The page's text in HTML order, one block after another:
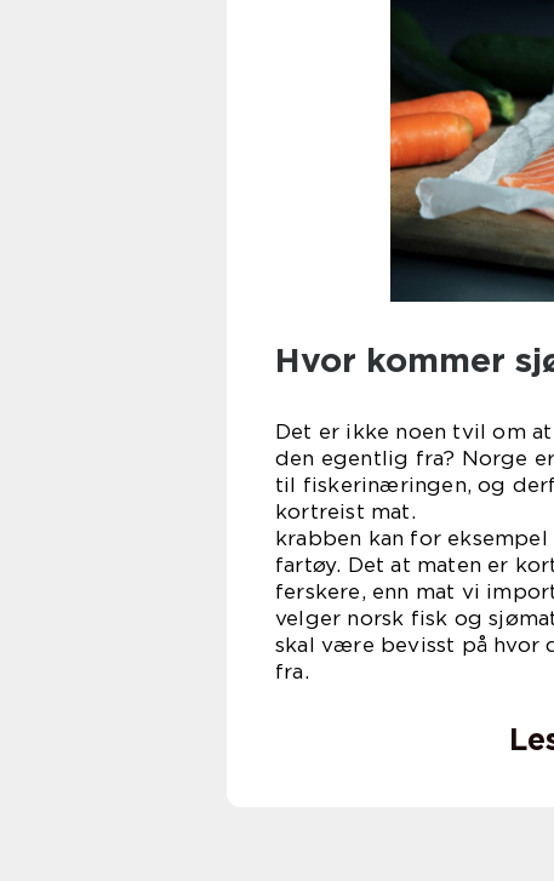
Hvor kommer
Det er ikke noen tvil om
den egentlig fra? Norge
til fiskerinæringen, og
kortreist
krabben kan for
fartøy. Det at maten er
ferskere, enn mat vi
velger norsk fisk og
skal være bevisst på hvor